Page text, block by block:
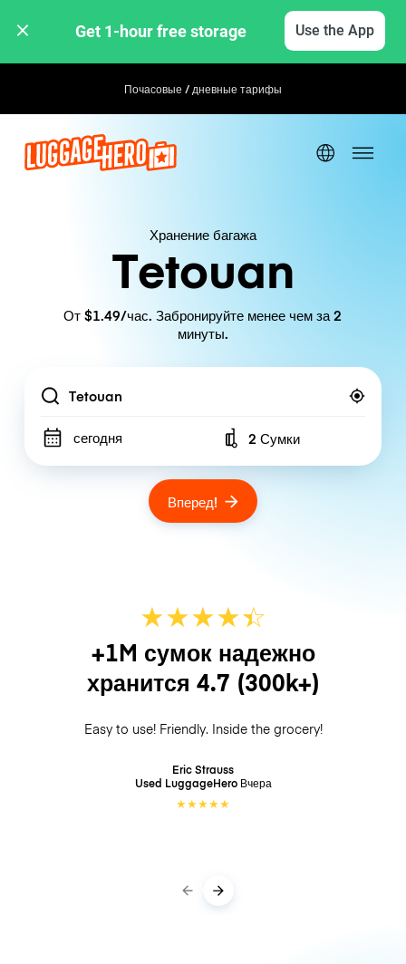
Get 1-hour free storage Use the App
Почасовые / дневные тарифы
Хранение багажа
Tetouan
От $1.49/час. Забронируйте менее чем за 2
минуты.
Location
сегодня Number of bags
2 Сумки
Вперед!
★★★★☆
★
+1M сумок надежно
хранится 4.7 (300k+)
Easy to use! Friendly. Inside the grocery!
Eric Strauss
Used LuggageHero Вчера
★★★★★